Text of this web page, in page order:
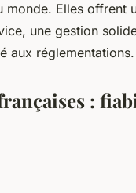
monde. Elles offrent
une gestion
aux réglementations.
: